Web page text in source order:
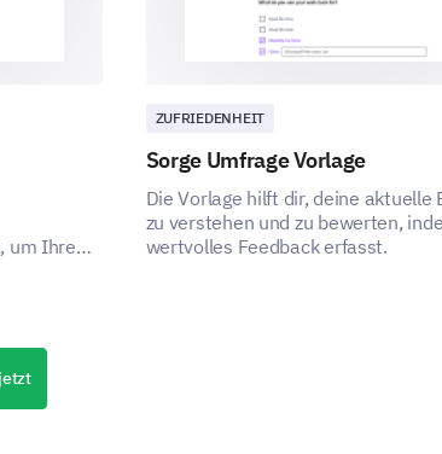
um Ihre
ZUFRIEDENHEIT
Sorge Umfrage Vorlage
Die Vorlage hilft dir, deine aktuelle
zu verstehen und zu bewerten,
wertvolles Feedback erfasst.